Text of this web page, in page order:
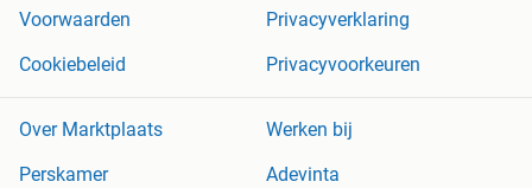
Voorwaarden
Privacyverklaring
Cookiebeleid
Privacyvoorkeuren
Over Marktplaats
Werken bij
Perskamer
Adevinta